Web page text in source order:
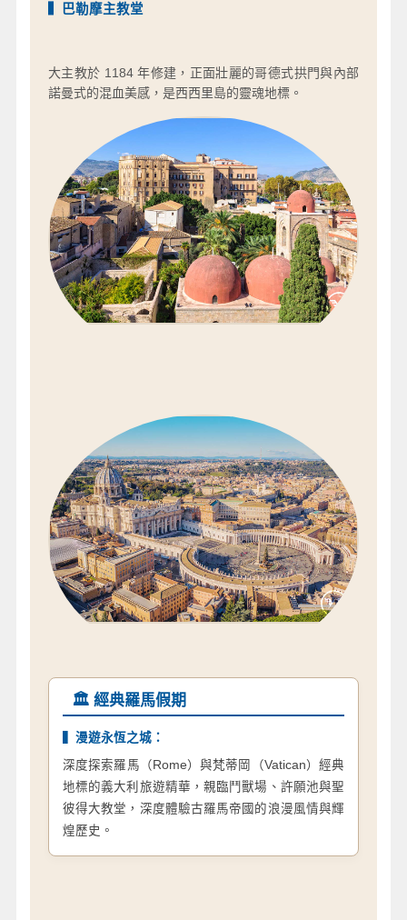
▍巴勒摩主教堂
大主教於 1184 年修建，正面壯麗的哥德式拱門與內部
諾曼式的混血美感，是西西里島的靈魂地標。
🏛️ 經典羅馬假期
▍漫遊永恆之城：
深度探索羅馬（Rome）與梵蒂岡（Vatican）經典
地標的義大利旅遊精華，親臨鬥獸場、許願池與聖
彼得大教堂，深度體驗古羅馬帝國的浪漫風情與輝
煌歷史。